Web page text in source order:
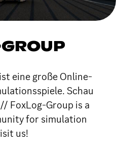
eine große Online-
Schau
FoxLog-Group is a
for simulation
us!